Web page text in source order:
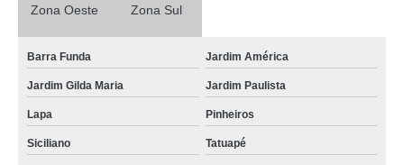
Zona Oeste Zona Sul
Barra Funda Jardim América
Jardim Gilda Maria Jardim Paulista
Lapa Pinheiros
Siciliano Tatuapé